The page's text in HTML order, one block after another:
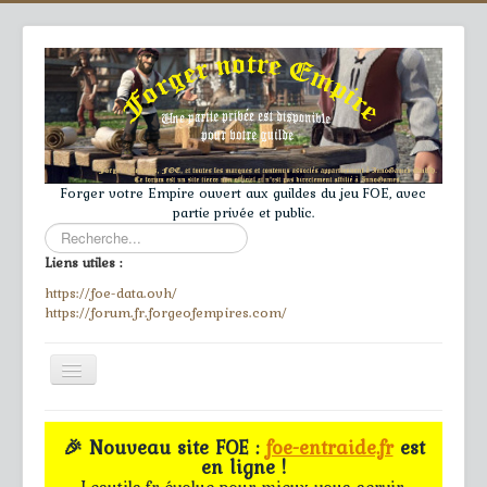
Forger votre Empire ouvert aux guildes du jeu FOE, avec
partie privée et public.
Rechercher
Liens utiles :
https://foe-data.ovh/
https://forum.fr.forgeofempires.com/
Toggle
Navigation
≡
Accueil
🎉 Nouveau site FOE :foe-entraide.frest
en ligne !